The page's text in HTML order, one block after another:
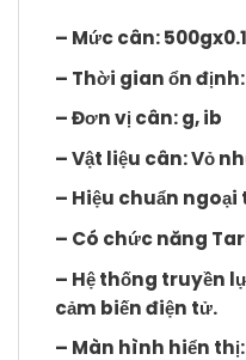
– Mức cân:
– Thời gian ổn
– Đơn vị cân: g, ib
– Vật liệu cân: Vỏ
– Hiệu chuẩn
– Có chức năng
– Hệ thống truyền
cảm biến điện tử.
– Màn hình hiển